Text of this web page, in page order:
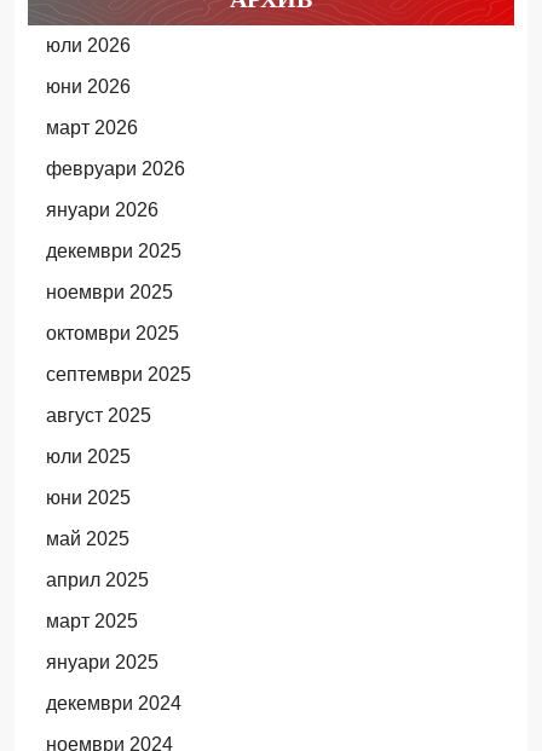
юли 2026
юни 2026
март 2026
февруари 2026
януари 2026
декември 2025
ноември 2025
октомври 2025
септември 2025
август 2025
юли 2025
юни 2025
май 2025
април 2025
март 2025
януари 2025
декември 2024
ноември 2024